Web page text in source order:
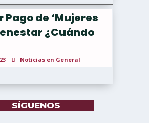
Pago de ‘Mujeres
¿Cuándo
Noticias en General
SÍGUENOS